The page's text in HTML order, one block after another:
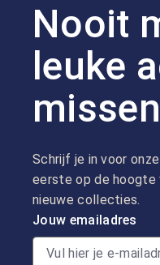
Nooit
leuke
Schrijf je in voor
eerste op de hoogte
nieuwe collecties.
Jouw emailadres